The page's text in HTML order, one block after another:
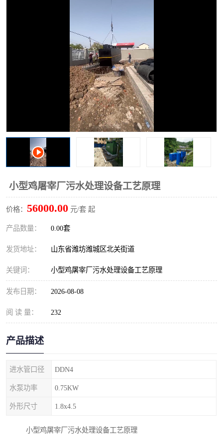
小型鸡屠宰厂污水处理设备工艺原理
价格： 56000.00 元/套 起
产品数量： 0.00套
发货地址： 山东省潍坊潍城区北关街道
关键词： 小型鸡屠宰厂污水处理设备工艺原理
发布日期： 2026-08-08
阅 读 量： 232
产品描述
进水管口径 DDN4
水泵功率 0.75KW
外形尺寸 1.8x4.5
小型鸡屠宰厂污水处理设备工艺原理
平流式溶气气浮机 风景区旅游景点污水处理
设备
高速服务区收费站污水处 微动力生化污水处理设备
海鲜加工污水处理设备 蒸发器设备价格
客运站污水处理设备 航站楼厕所污水处理设备
UASB厌氧塔 加油站油田景点旅游区污
水处理设备
风电场变电站污水处理设
备
叠螺污泥脱水机
疾控中心一体化设备处理 一体化净北槽污水处理设
餐具消毒污水处理设备
塑料编织袋一体化污水处
理设备
养老院污水处理一体化设
整形医院污水处理设备
酿酒厂一体化污水处理设
备
生活一体化污水处理设备
复合二氧化氯发生器污水
处理设备
屠宰场一体化污水处理设
地埋式一体化污水处理设 加药装置污水设备